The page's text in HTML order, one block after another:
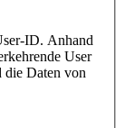
ID. Anhand
User
die Daten von